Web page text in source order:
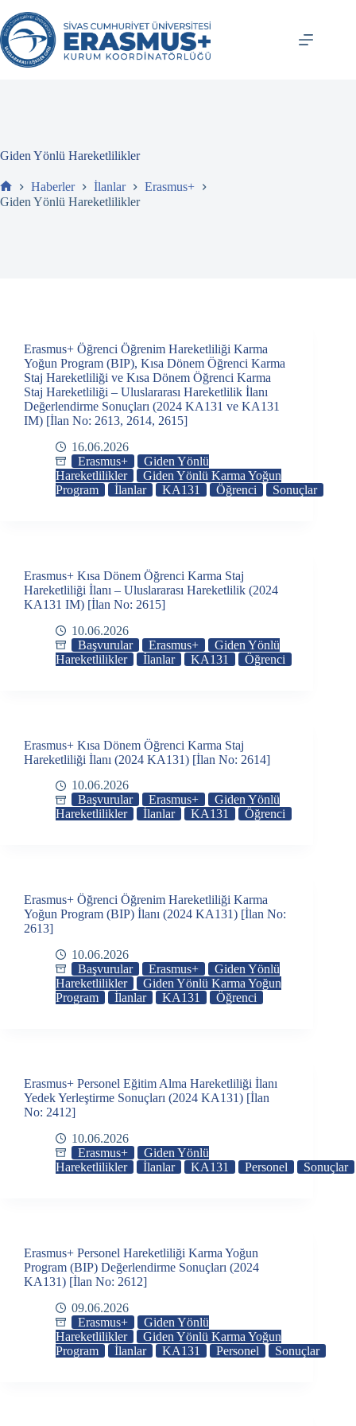
atla
Giden Yönlü Hareketlilikler
Ev
Haberler İlanlar
Erasmus+
Giden Yönlü Hareketlilikler
Erasmus+ Öğrenci Öğrenim Hareketliliği Karma
Yoğun Program (BIP), Kısa Dönem Öğrenci Karma
Staj Hareketliliği ve Kısa Dönem Öğrenci Karma
Staj Hareketliliği – Uluslararası Hareketlilik İlanı
Değerlendirme Sonuçları (2024 KA131 ve KA131
IM) [İlan No: 2613, 2614, 2615]
16.06.2026
Erasmus+
Giden Yönlü
Hareketlilikler
Giden Yönlü Karma Yoğun
Program
İlanlar KA131 Öğrenci Sonuçlar
Erasmus+ Kısa Dönem Öğrenci Karma Staj
Hareketliliği İlanı – Uluslararası Hareketlilik (2024
KA131 IM) [İlan No: 2615]
10.06.2026
Başvurular
Erasmus+
Giden Yönlü
Hareketlilikler
İlanlar KA131 Öğrenci
Erasmus+ Kısa Dönem Öğrenci Karma Staj
Hareketliliği İlanı (2024 KA131) [İlan No: 2614]
10.06.2026
Başvurular
Erasmus+
Giden Yönlü
Hareketlilikler
İlanlar KA131 Öğrenci
Erasmus+ Öğrenci Öğrenim Hareketliliği Karma
Yoğun Program (BIP) İlanı (2024 KA131) [İlan No:
2613]
10.06.2026
Başvurular
Erasmus+
Giden Yönlü
Hareketlilikler
Giden Yönlü Karma Yoğun
Program
İlanlar KA131 Öğrenci
Erasmus+ Personel Eğitim Alma Hareketliliği İlanı
Yedek Yerleştirme Sonuçları (2024 KA131) [İlan
No: 2412]
10.06.2026
Erasmus+
Giden Yönlü
Hareketlilikler
İlanlar KA131 Personel Sonuçlar
Erasmus+ Personel Hareketliliği Karma Yoğun
Program (BIP) Değerlendirme Sonuçları (2024
KA131) [İlan No: 2612]
09.06.2026
Erasmus+
Giden Yönlü
Hareketlilikler
Giden Yönlü Karma Yoğun
Program
İlanlar KA131 Personel Sonuçlar